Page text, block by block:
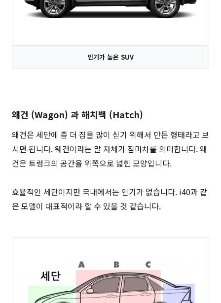
인기가 높은 SUV
왜건 (Wagon) 과 해치백 (Hatch)
왜건은 세단에 좀 더 짐을 많이 싣기 위해서 만든 형태라고 보
시면 됩니다. 웨건이라는 말 자체가 짐마차를 의미합니다. 왜
건은 트렁크의 공간을 위쪽으로 넓힌 모양입니다.
효율적인 세단이지만 국내에서는 인기가 없습니다. i40과 같
은 모델이 대표적이라 할 수 있을 것 같습니다.